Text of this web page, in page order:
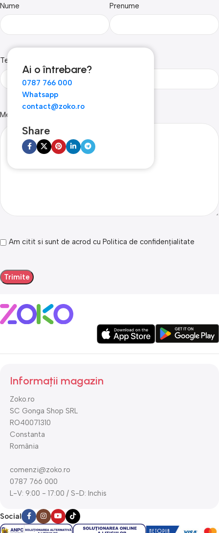
Ai o întrebare?
0787 766 000
Whatsapp
contact@zoko.ro
Share
Nume Prenume
Telefon
Mesaj
Am citit si sunt de acrod cu Politica de confidențialitate
Informații magazin
Zoko.ro
SC Gonga Shop SRL
RO40071310
Constanta
România
comenzi@zoko.ro
0787 766 000
L-V: 9:00 - 17:00 / S-D: Inchis
Social